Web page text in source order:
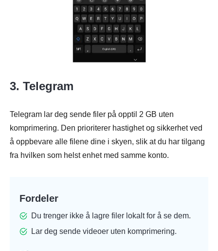
3. Telegram
Telegram lar deg sende filer på opptil 2 GB uten
komprimering. Den prioriterer hastighet og sikkerhet ved
å oppbevare alle filene dine i skyen, slik at du har tilgang
fra hvilken som helst enhet med samme konto.
Fordeler
Du trenger ikke å lagre filer lokalt for å se dem.
Lar deg sende videoer uten komprimering.